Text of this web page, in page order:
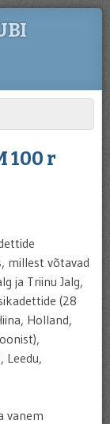
100 r
millest võtavad
ja Triinu Jalg,
(28
Holland,
Leedu,
vanem